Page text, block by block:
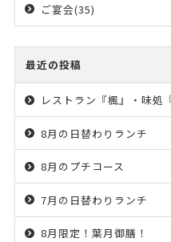
ご宴会(35)
最近の投稿
レストラン『楓』・味処
8月の日替わりランチ
8月のプチコース
7月の日替わりランチ
8月限定！葉月御膳！